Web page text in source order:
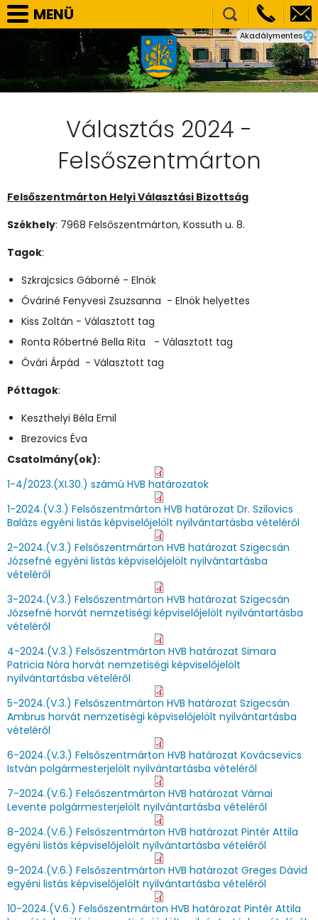
Akadálymentes
MENÜ
SELLYE VÁROS ÖNKORMÁNYZAT
TÁRSULÁSOK
NEMZETISÉGI ÖNKORMÁNYZATOK
KÖZÉRDEKŰ ADATOK
VÁLASZTÁS
E-ÜGYINTÉZÉS
KÉPGALÉRIA
Választás 2024 -
Felsőszentmárton
Felsőszentmárton Helyi Választási Bizottság
Székhely: 7968 Felsőszentmárton, Kossuth u. 8.
Tagok:
Szkrajcsics Gáborné - Elnök
Óváriné Fenyvesi Zsuzsanna - Elnök helyettes
Kiss Zoltán - Választott tag
Ronta Róbertné Bella Rita - Választott tag
Óvári Árpád - Választott tag
Póttagok:
Keszthelyi Béla Emil
Brezovics Éva
Csatolmány(ok):
1-4/2023.(XI.30.) számú HVB határozatok
1-2024.(V.3.) Felsőszentmárton HVB határozat Dr. Szilovics
Balázs egyéni listás képviselőjelölt nyilvántartásba vételéről
2-2024.(V.3.) Felsőszentmárton HVB határozat Szigecsán
Józsefné egyéni listás képviselőjelölt nyilvántartásba
vételéről
3-2024.(V.3.) Felsőszentmárton HVB határozat Szigecsán
Józsefné horvát nemzetiségi képviselőjelölt nyilvántartásba
vételéről
4-2024.(V.3.) Felsőszentmárton HVB határozat Simara
Patricia Nóra horvát nemzetiségi képviselőjelölt
nyilvántartásba vételéről
5-2024.(V.3.) Felsőszentmárton HVB határozat Szigecsán
Ambrus horvát nemzetiségi képviselőjelölt nyilvántartásba
vételéről
6-2024.(V.3.) Felsőszentmárton HVB határozat Kovácsevics
István polgármesterjelölt nyilvántartásba vételéről
7-2024.(V.6.) Felsőszentmárton HVB határozat Várnai
Levente polgármesterjelölt nyilvántartásba vételéről
8-2024.(V.6.) Felsőszentmárton HVB határozat Pintér Attila
egyéni listás képviselőjelölt nyilvántartásba vételéről
9-2024.(V.6.) Felsőszentmárton HVB határozat Greges Dávid
egyéni listás képviselőjelölt nyilvántartásba vételéről
10-2024.(V.6.) Felsőszentmárton HVB határozat Pintér Attila